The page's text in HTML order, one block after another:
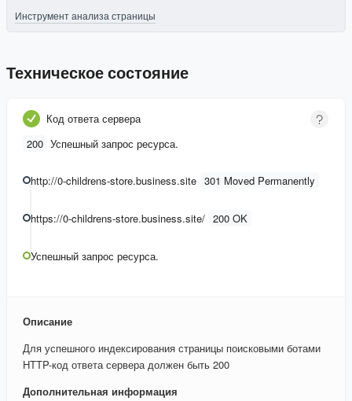
Инструмент анализа страницы
Техническое состояние
Код ответа сервера
200 Успешный запрос ресурса.
http://0-childrens-store.business.site 301 Moved Permanently
https://0-childrens-store.business.site/ 200 OK
Успешный запрос ресурса.
Описание
Для успешного индексирования страницы поисковыми ботами
HTTP-код ответа сервера должен быть 200
Дополнительная информация